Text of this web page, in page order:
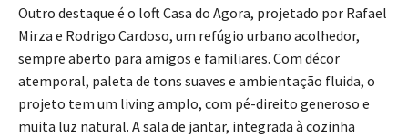
Outro destaque é o loft Casa do Agora, projetado por Rafael
Mirza e Rodrigo Cardoso, um refúgio urbano acolhedor,
sempre aberto para amigos e familiares. Com décor
atemporal, paleta de tons suaves e ambientação fluida, o
projeto tem um living amplo, com pé-direito generoso e
muita luz natural. A sala de jantar, integrada à cozinha